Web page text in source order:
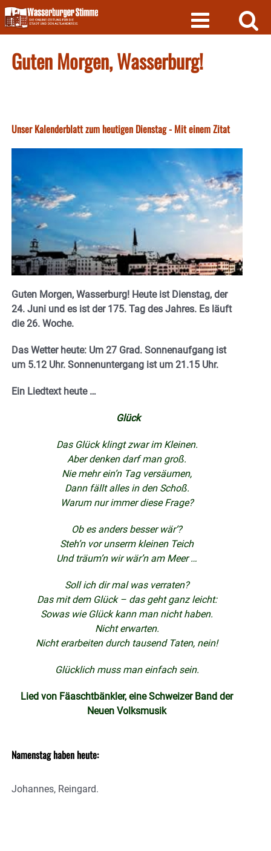
Skip
to
content
Guten Morgen, Wasserburg!
Unser Kalenderblatt zum heutigen Dienstag - Mit einem Zitat
Guten Morgen, Wasserburg! Heute ist Dienstag, der
24. Juni und es ist der 175. Tag des Jahres. Es läuft
die 26. Woche.
Das Wetter heute: Um 27 Grad. Sonnenaufgang ist
um 5.12 Uhr. Sonnenuntergang ist um 21.15 Uhr.
Ein Liedtext heute …
Glück
Das Glück klingt zwar im Kleinen.
Aber denken darf man groß.
Nie mehr ein’n Tag versäumen,
Dann fällt alles in den Schoß.
Warum nur immer diese Frage?
Ob es anders besser wär‘?
Steh’n vor unserm kleinen Teich
Und träum’n wir wär’n am Meer …
Soll ich dir mal was verraten?
Das mit dem Glück – das geht ganz leicht:
Sowas wie Glück kann man nicht haben.
Nicht erwarten.
Nicht erarbeiten durch tausend Taten, nein!
Glücklich muss man einfach sein.
Lied von Fäaschtbänkler,eine Schweizer Band der
Neuen Volksmusik
Namenstag haben heute:
Johannes, Reingard.